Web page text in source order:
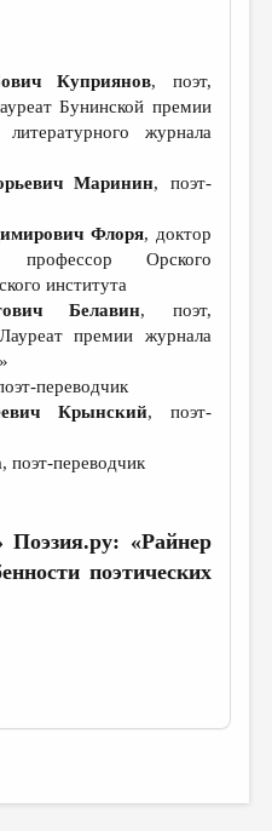
Куприянов, поэт,
Бунинской премии
журнала
Маринин, поэт-
Флоря, доктор
профессор Орского
института
Белавин, поэт,
премии журнала
переводчик
Крынский, поэт-
, поэт-переводчик
Поэзия.ру: «Райнер
поэтических